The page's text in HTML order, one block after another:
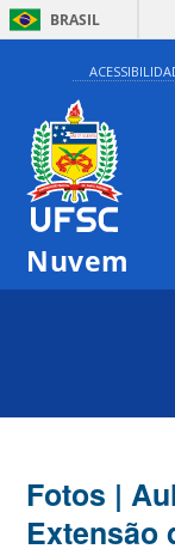
BRASIL
Nuvem
Fotos |
Extensão